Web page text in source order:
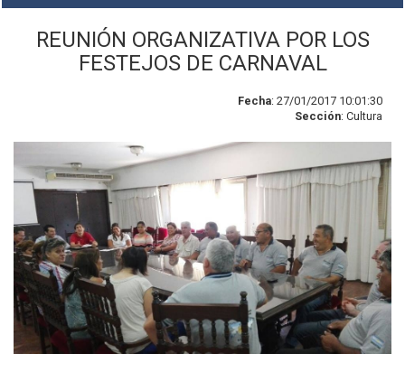
REUNIÓN ORGANIZATIVA POR LOS
FESTEJOS DE CARNAVAL
Fecha: 27/01/2017 10:01:30
Sección: Cultura